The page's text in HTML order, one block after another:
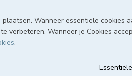
Wanneer essentiële cookies
verbeteren. Wanneer je Cookies
.